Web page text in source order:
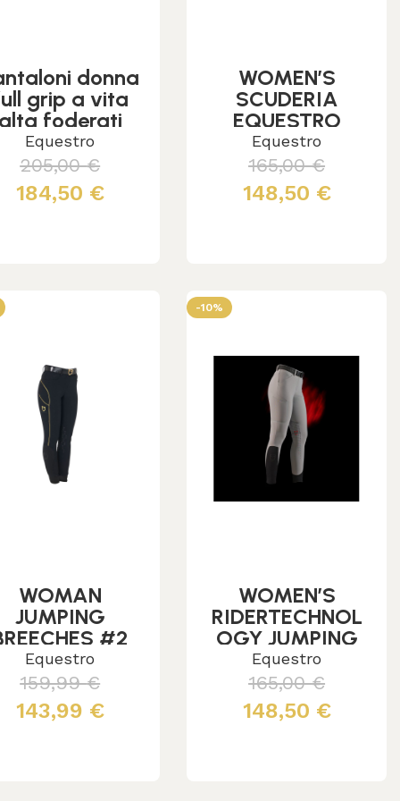
donna
grip a vita
alta foderati
Equestro
205,00€
184,50 €
WOMEN’S
SCUDERIA
EQUESTRO
COLLECTION
JUMPING
BREECHES
Equestro
165,00€
148,50 €
WOMAN
JUMPING
#2
Equestro
159,99€
143,99 €
-10%
WOMEN’S
RIDERTECHNOL
OGY JUMPING
BREECHES
Equestro
165,00€
148,50 €